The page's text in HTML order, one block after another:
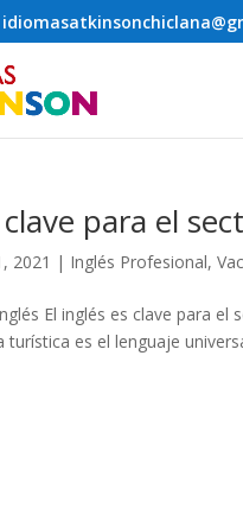
clave para el
2021 | Inglés Profesional,
El inglés es clave para
turística es el lenguaje